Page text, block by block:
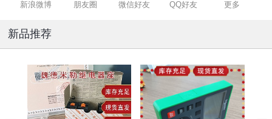
新浪微博 朋友圈 微信好友 QQ好友 更多
新品推荐